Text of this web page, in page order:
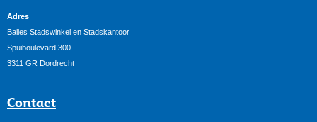
Adres
Balies Stadswinkel en Stadskantoor
Spuiboulevard 300
3311 GR Dordrecht
Contact